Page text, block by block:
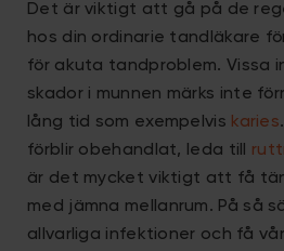
Det är viktigt att gå på de
hos din ordinarie tandläkare
för akuta tandproblem. Vissa
skador i munnen märks inte
lång tid som exempelvis karies
förblir obehandlat, leda till
är det mycket viktigt att få
med jämna mellanrum. På så
allvarliga infektioner och få